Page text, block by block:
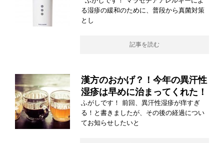
る湿疹の緩和のために、普段から真菌対策
とし
記事を読む
漢方のおかげ？！今年の異汗性
湿疹は早めに治まってくれた！
ふがしです！ 前回、異汗性湿疹が痒すぎ
る！と書きましたが、その後の経過につい
てお知らせしたいと